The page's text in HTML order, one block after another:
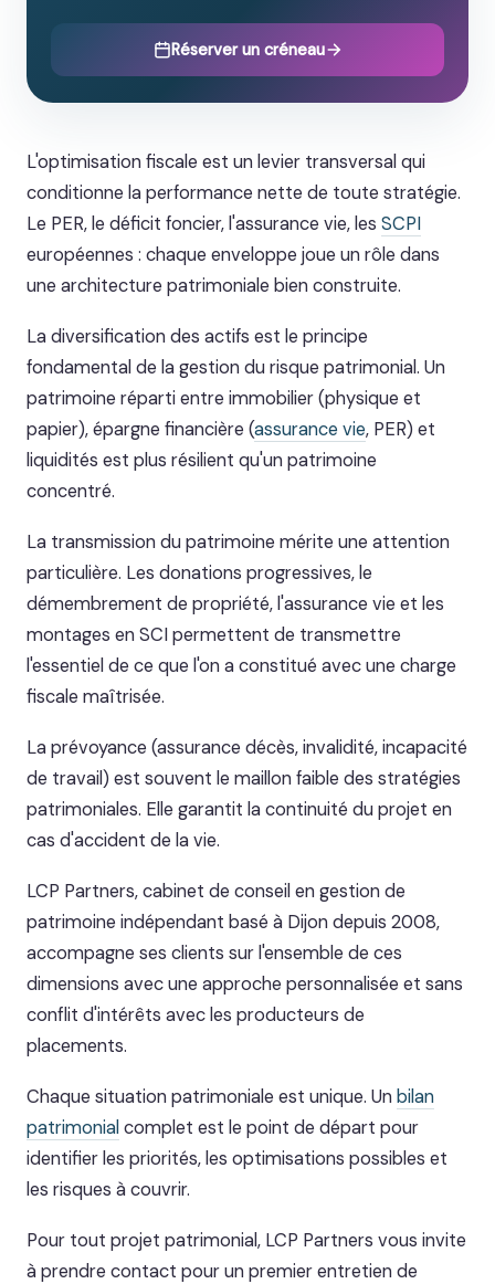
Réserver un créneau
L'optimisation fiscale est un levier transversal qui
conditionne la performance nette de toute stratégie.
Le PER, le déficit foncier, l'assurance vie, les SCPI
européennes : chaque enveloppe joue un rôle dans
une architecture patrimoniale bien construite.
La diversification des actifs est le principe
fondamental de la gestion du risque patrimonial. Un
patrimoine réparti entre immobilier (physique et
papier), épargne financière (assurance vie, PER) et
liquidités est plus résilient qu'un patrimoine
concentré.
La transmission du patrimoine mérite une attention
particulière. Les donations progressives, le
démembrement de propriété, l'assurance vie et les
montages en SCI permettent de transmettre
l'essentiel de ce que l'on a constitué avec une charge
fiscale maîtrisée.
La prévoyance (assurance décès, invalidité, incapacité
de travail) est souvent le maillon faible des stratégies
patrimoniales. Elle garantit la continuité du projet en
cas d'accident de la vie.
LCP Partners, cabinet de conseil en gestion de
patrimoine indépendant basé à Dijon depuis 2008,
accompagne ses clients sur l'ensemble de ces
dimensions avec une approche personnalisée et sans
conflit d'intérêts avec les producteurs de
placements.
Chaque situation patrimoniale est unique. Un bilan
patrimonial complet est le point de départ pour
identifier les priorités, les optimisations possibles et
les risques à couvrir.
Pour tout projet patrimonial, LCP Partners vous invite
à prendre contact pour un premier entretien de